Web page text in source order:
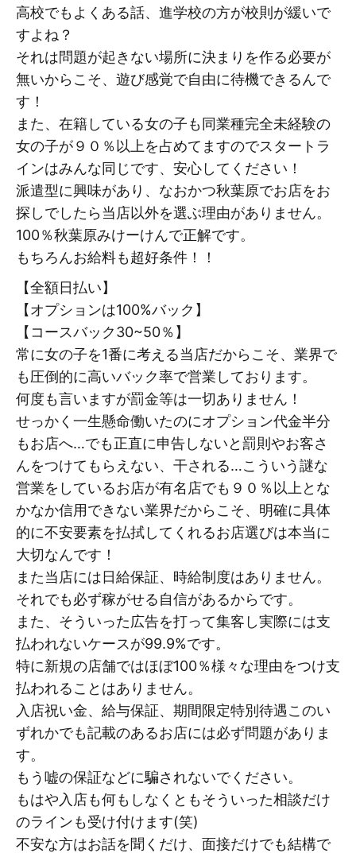
高校でもよくある話、進学校の方が校則が緩いで
すよね？
それは問題が起きない場所に決まりを作る必要が
無いからこそ、遊び感覚で自由に待機できるんで
す！
また、在籍している女の子も同業種完全未経験の
女の子が９０％以上を占めてますのでスタートラ
インはみんな同じです、安心してください！
派遣型に興味があり、なおかつ秋葉原でお店をお
探しでしたら当店以外を選ぶ理由がありません。
100％秋葉原みけーけんで正解です。
もちろんお給料も超好条件！！
【全額日払い】
【オプションは100%バック】
【コースバック30~50％】
常に女の子を1番に考える当店だからこそ、業界で
も圧倒的に高いバック率で営業しております。
何度も言いますが罰金等は一切ありません！
せっかく一生懸命働いたのにオプション代金半分
もお店へ…でも正直に申告しないと罰則やお客さ
んをつけてもらえない、干される…こういう謎な
営業をしているお店が有名店でも９０％以上とな
かなか信用できない業界だからこそ、明確に具体
的に不安要素を払拭してくれるお店選びは本当に
大切なんです！
また当店には日給保証、時給制度はありません。
それでも必ず稼がせる自信があるからです。
また、そういった広告を打って集客し実際には支
払われないケースが99.9%です。
特に新規の店舗ではほぼ100％様々な理由をつけ支
払われることはありません。
入店祝い金、給与保証、期間限定特別待遇このい
ずれかでも記載のあるお店には必ず問題がありま
す。
もう嘘の保証などに騙されないでください。
もはや入店も何もしなくともそういった相談だけ
のラインも受け付けます(笑)
不安な方はお話を聞くだけ、面接だけでも結構で